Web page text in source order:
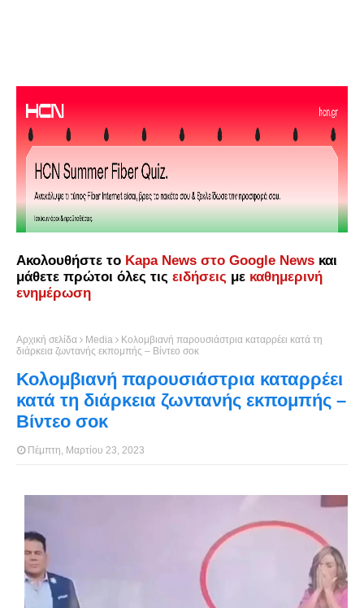
Ακολουθήστε το Kapa News στο Google News και
μάθετε πρώτοι όλες τις ειδήσεις με καθημερινή
ενημέρωση
Αρχική σελίδα Media
Κολομβιανή παρουσιάστρια καταρρέει κατά τη
διάρκεια ζωντανής εκπομπής – Βίντεο σοκ
Κολομβιανή παρουσιάστρια καταρρέει
κατά τη διάρκεια ζωντανής εκπομπής –
Βίντεο σοκ
Πέμπτη, Μαρτίου 23, 2023